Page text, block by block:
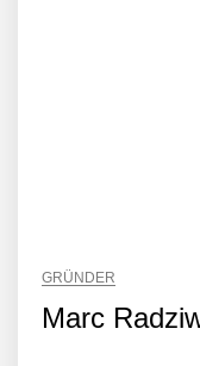
GRÜNDER
Marc